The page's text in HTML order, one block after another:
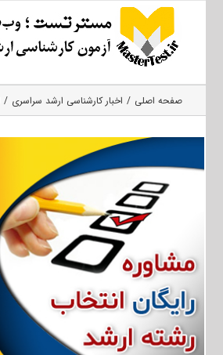
صفحه اصلی اخبار کارشناسی ارشد سراسری